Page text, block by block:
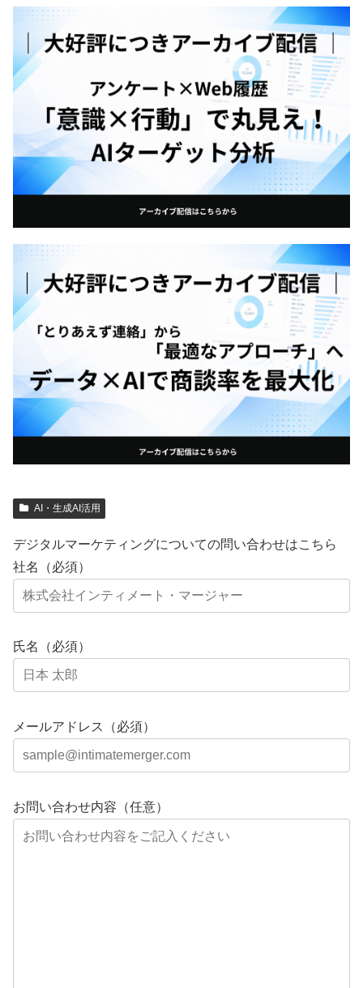
AI・生成AI活用
デジタルマーケティングについての問い合わせはこちら
社名（必須）
氏名（必須）
メールアドレス（必須）
お問い合わせ内容（任意）